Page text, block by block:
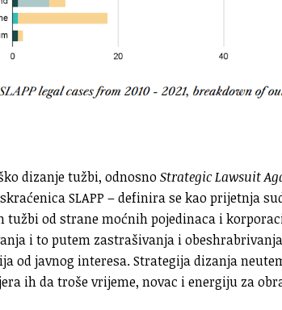
dizanje tužbi, odnosnoStrategic Lawsuit
SLAPP – definira se kao prijetnja
tužbi od strane moćnih pojedinaca i
i to putem zastrašivanja i
od javnog interesa. Strategija dizanja
ih da troše vrijeme, novac i energiju za